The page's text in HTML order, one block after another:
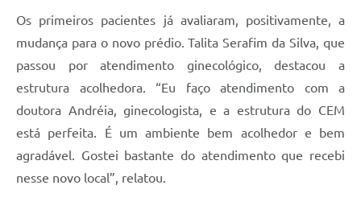
Os primeiros pacientes já avaliaram, positivamente, a
mudança para o novo prédio. Talita Serafim da Silva, que
passou por atendimento ginecológico, destacou a
estrutura acolhedora. “Eu faço atendimento com a
doutora Andréia, ginecologista, e a estrutura do CEM
está perfeita. É um ambiente bem acolhedor e bem
agradável. Gostei bastante do atendimento que recebi
nesse novo local”, relatou.